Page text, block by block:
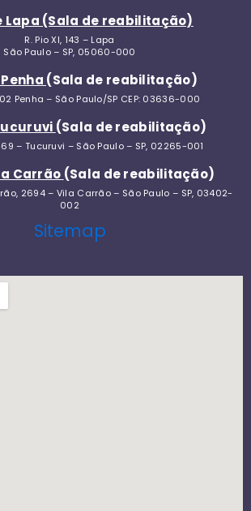
Lapa (Sala de reabilitação)
R. Pio XI, 143 – Lapa
São Paulo – SP, 05060-000
(Sala de reabilitação)
Penha – São Paulo/SP CEP: 03636-000
(Sala de reabilitação)
– Tucuruvi – São Paulo – SP, 02265-001
Carrão (Sala de reabilitação)
2694 – Vila Carrão – São Paulo – SP, 03402-
002
Sitemap